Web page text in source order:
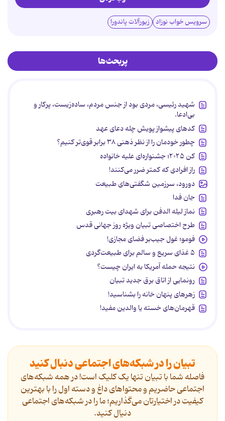
سرویس خواب نوزاد زیورآلات پاندورا
پربحث‌ها
شهید رئیسی، مردی بود از جنس مردم، ساده‌زیست، پرکار و
بی‌ادعا.
کدهای پیشواز پویش چله دعای عهد
چطور خودمان را از نظر ذهنی ۳۸ برابر قوی‌تر کنیم؟
کن ۲۰۲۵؛ جشنواره‌ای علیه خانواده
راز افرادی که کمتر ضرر می‌کنند!
دورود، سرزمین شگفتی‌های طبیعت
جان فدا
نماز لیله الدفن برای شهدای بیت رهبری
طرح اختصاصی تبیان ویژه روز جهانی قدس
فومو؛ غول جیب‌بر فضای مجازی!
۵ غذای سریع و سالم برای طبیعت‌گردی
نتیجه حمله آمریکا به ایران چیست؟
رونمایی از اتاق برق جدید تبیان
زهرهای پنهان خانه را بشناسید!
قهرمان‌های خسته یا والدین مفید!
تبیان را در شبکه‌های اجتماعی دنبال کنید
فاصله شما با تبیان تنها یک کلیک است! در همه شبکه‌های
اجتماعی حاضریم و محتواهای داغ و دسته اول را با بهترین
کیفیت در اختیارتان می‌گذاریم؛ ما را در شبکه‌های اجتماعی
دنیال کنید.